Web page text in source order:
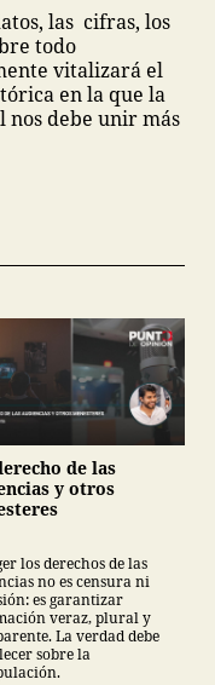
las cifras, los
todo
vitalizará el
en la que la
nos debe unir más
de las
y otros
los derechos de las
no es censura ni
es garantizar
veraz, plural y
La verdad debe
sobre la